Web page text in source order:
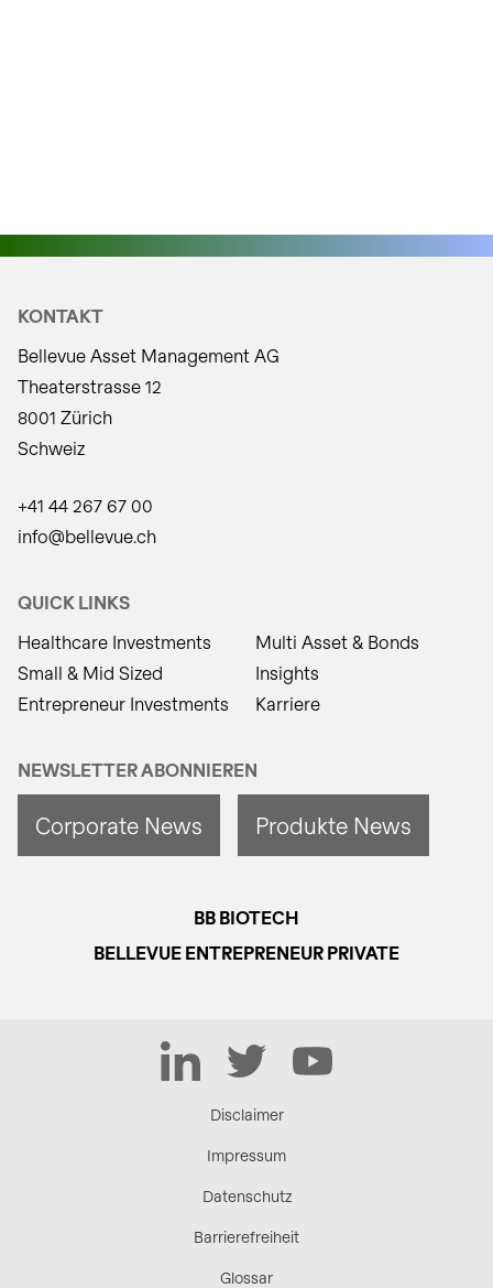
KONTAKT
Bellevue Asset Management AG
Theaterstrasse 12
8001 Zürich
Schweiz
+41 44 267 67 00
info@bellevue.ch
QUICK LINKS
Healthcare Investments
Small & Mid Sized
Entrepreneur Investments
Multi Asset & Bonds
Insights
Karriere
NEWSLETTER ABONNIEREN
Corporate News Produkte News
BB BIOTECH
BELLEVUE ENTREPRENEUR PRIVATE
LinkedIn Twitter YouTube
Disclaimer
Impressum
Datenschutz
Barrierefreiheit
Glossar